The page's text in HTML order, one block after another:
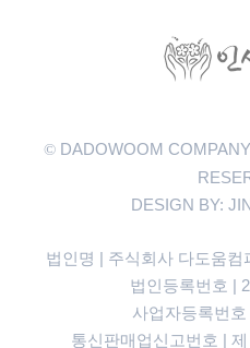
© DADOWOOM
DESIGN BY:
법인명 | 주식회사 다도움
법인등록번호 |
사업자등록번
통신판매업신고번호 |